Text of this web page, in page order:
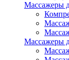
Массажеры
Массажеры